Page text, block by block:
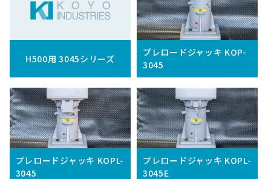
H500用 3045シリーズ
プレロードジャッキ KOP-
3045
プレロードジャッキ KOPL-
3045
プレロードジャッキ KOPL-
3045E